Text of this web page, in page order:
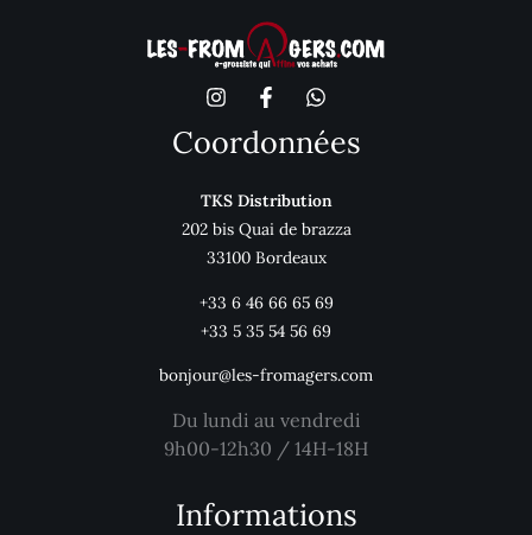
Coordonnées
TKS Distribution
202 bis Quai de brazza
33100 Bordeaux
+33 6 46 66 65 69
+33 5 35 54 56 69
bonjour@les-fromagers.com
Du lundi au vendredi
9h00-12h30 / 14H-18H
Informations